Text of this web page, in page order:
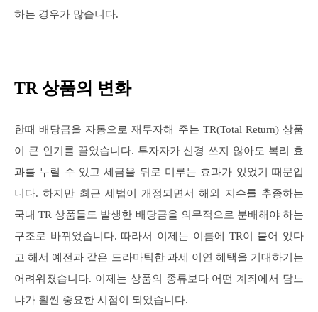
하는 경우가 많습니다.
TR 상품의 변화
한때 배당금을 자동으로 재투자해 주는 TR(Total Return) 상품
이 큰 인기를 끌었습니다. 투자자가 신경 쓰지 않아도 복리 효
과를 누릴 수 있고 세금을 뒤로 미루는 효과가 있었기 때문입
니다. 하지만 최근 세법이 개정되면서 해외 지수를 추종하는
국내 TR 상품들도 발생한 배당금을 의무적으로 분배해야 하는
구조로 바뀌었습니다. 따라서 이제는 이름에 TR이 붙어 있다
고 해서 예전과 같은 드라마틱한 과세 이연 혜택을 기대하기는
어려워졌습니다. 이제는 상품의 종류보다 어떤 계좌에서 담느
냐가 훨씬 중요한 시점이 되었습니다.